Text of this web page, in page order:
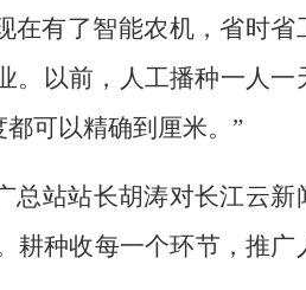
在有了智能农机，省时省
。以前，人工播种一人一
可以精确到厘米。”
总站站长胡涛对长江云新
耕种收每一个环节，推广